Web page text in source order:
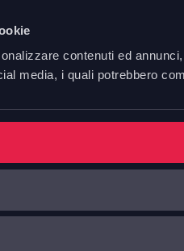
contenuti ed
media, i quali potrebbero